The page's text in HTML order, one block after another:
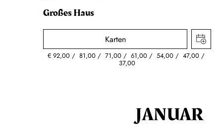
Großes Haus
Karten
€92,00 81,00 71,00 61,00 54,00 47,00
37,00
JANUAR